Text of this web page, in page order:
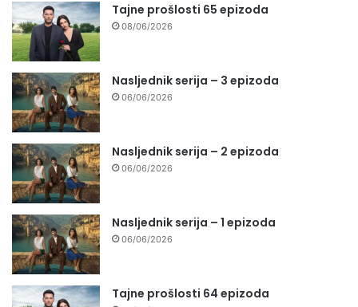
Tajne prošlosti 65 epizoda
08/06/2026
Nasljednik serija – 3 epizoda
06/06/2026
Nasljednik serija – 2 epizoda
06/06/2026
Nasljednik serija – 1 epizoda
06/06/2026
Tajne prošlosti 64 epizoda